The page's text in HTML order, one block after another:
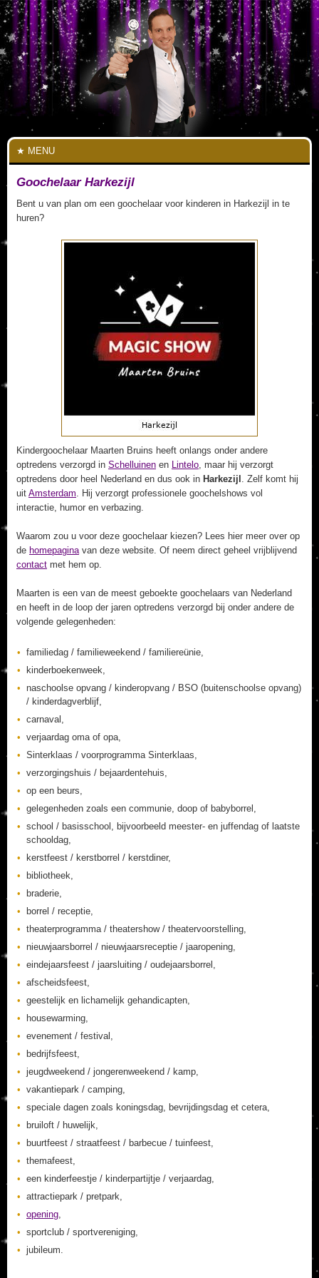
MENU
Goochelaar Harkezijl
Bent u van plan om een goochelaar voor kinderen in Harkezijl in te
huren?
Kindergoochelaar Maarten Bruins heeft onlangs onder andere
optredens verzorgd in Schelluinen en Lintelo, maar hij verzorgt
optredens door heel Nederland en dus ook in Harkezijl . Zelf komt hij
uit Amsterdam. Hij verzorgt professionele goochelshows vol
interactie, humor en verbazing.
Waarom zou u voor deze goochelaar kiezen? Lees hier meer over op
de homepaginavan deze website. Of neem direct geheel vrijblijvend
contact met hem op.
Maarten is een van de meest geboekte goochelaars van Nederland
en heeft in de loop der jaren optredens verzorgd bij onder andere de
volgende gelegenheden:
familiedag / familieweekend / familiereünie,
kinderboekenweek,
naschoolse opvang / kinderopvang / BSO (buitenschoolse opvang)
/ kinderdagverblijf,
carnaval,
verjaardag oma of opa,
Sinterklaas / voorprogramma Sinterklaas,
verzorgingshuis / bejaardentehuis,
op een beurs,
gelegenheden zoals een communie, doop of babyborrel,
school / basisschool, bijvoorbeeld meester- en juffendag of laatste
schooldag,
kerstfeest / kerstborrel / kerstdiner,
bibliotheek,
braderie,
borrel / receptie,
theaterprogramma / theatershow / theatervoorstelling,
nieuwjaarsborrel / nieuwjaarsreceptie / jaaropening,
eindejaarsfeest / jaarsluiting / oudejaarsborrel,
afscheidsfeest,
geestelijk en lichamelijk gehandicapten,
housewarming,
evenement / festival,
bedrijfsfeest,
jeugdweekend / jongerenweekend / kamp,
vakantiepark / camping,
speciale dagen zoals koningsdag, bevrijdingsdag et cetera,
bruiloft / huwelijk,
buurtfeest / straatfeest / barbecue / tuinfeest,
themafeest,
een kinderfeestje / kinderpartijtje / verjaardag,
attractiepark / pretpark,
opening,
sportclub / sportvereniging,
jubileum.